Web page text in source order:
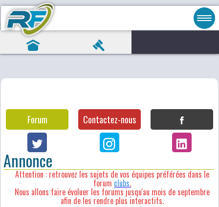
Forum Contactez-nous
Annonce
Attention : retrouvez les sujets de vos équipes préférées dans le
forum clubs.
Nous allons faire évoluer les forums jusqu'au mois de septembre
afin de les rendre plus interactifs.